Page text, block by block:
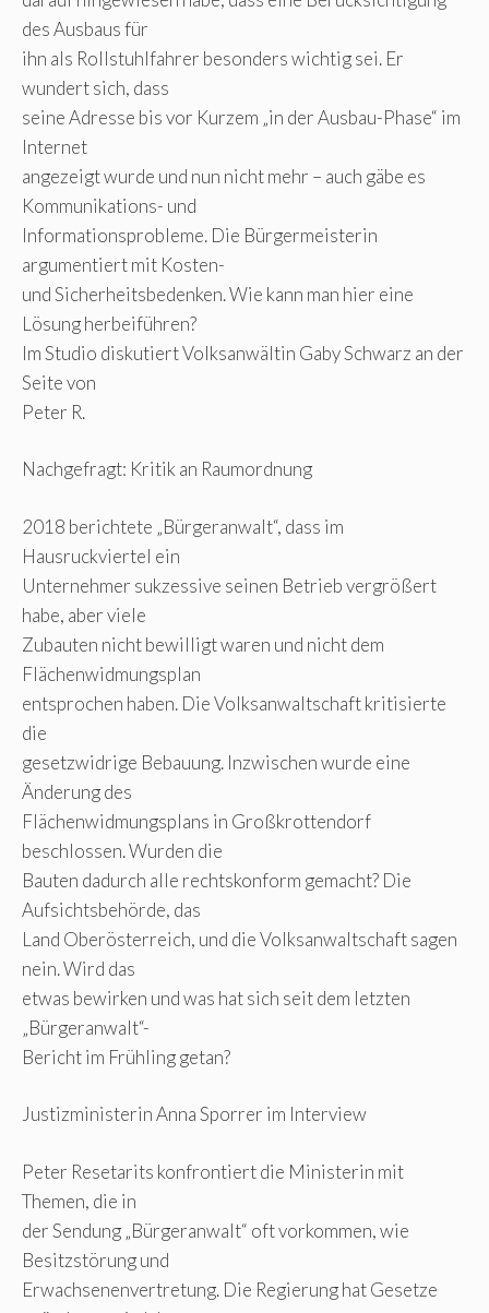
des Ausbaus für
ihn als Rollstuhlfahrer besonders wichtig sei. Er
wundert sich, dass
seine Adresse bis vor Kurzem „in der Ausbau-Phase“ im
Internet
angezeigt wurde und nun nicht mehr – auch gäbe es
Kommunikations- und
Informationsprobleme. Die Bürgermeisterin
argumentiert mit Kosten-
und Sicherheitsbedenken. Wie kann man hier eine
Lösung herbeiführen?
Im Studio diskutiert Volksanwältin Gaby Schwarz an der
Seite von
Peter R.
Nachgefragt: Kritik an Raumordnung
2018 berichtete „Bürgeranwalt“, dass im
Hausruckviertel ein
Unternehmer sukzessive seinen Betrieb vergrößert
habe, aber viele
Zubauten nicht bewilligt waren und nicht dem
Flächenwidmungsplan
entsprochen haben. Die Volksanwaltschaft kritisierte
die
gesetzwidrige Bebauung. Inzwischen wurde eine
Änderung des
Flächenwidmungsplans in Großkrottendorf
beschlossen. Wurden die
Bauten dadurch alle rechtskonform gemacht? Die
Aufsichtsbehörde, das
Land Oberösterreich, und die Volksanwaltschaft sagen
nein. Wird das
etwas bewirken und was hat sich seit dem letzten
„Bürgeranwalt“-
Bericht im Frühling getan?
Justizministerin Anna Sporrer im Interview
Peter Resetarits konfrontiert die Ministerin mit
Themen, die in
der Sendung „Bürgeranwalt“ oft vorkommen, wie
Besitzstörung und
Erwachsenenvertretung. Die Regierung hat Gesetze